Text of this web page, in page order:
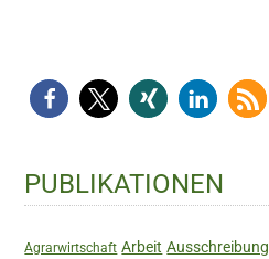
Haupt-
Sidebar
PUBLIKATIONEN
Agrarwirtschaft Arbeit Ausschreibung